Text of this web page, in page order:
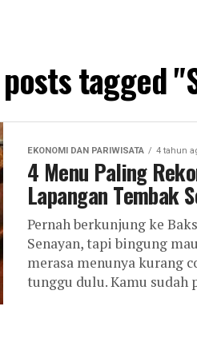
tagged
EKONOMI DAN PARIWISATA 4 tahun
4 Menu Paling
Lapangan Tembak
Pernah berkunjung ke
Senayan, tapi bingung
merasa menunya kurang
tunggu dulu. Kamu sudah